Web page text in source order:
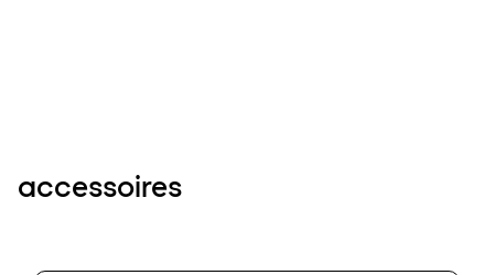
accessoires